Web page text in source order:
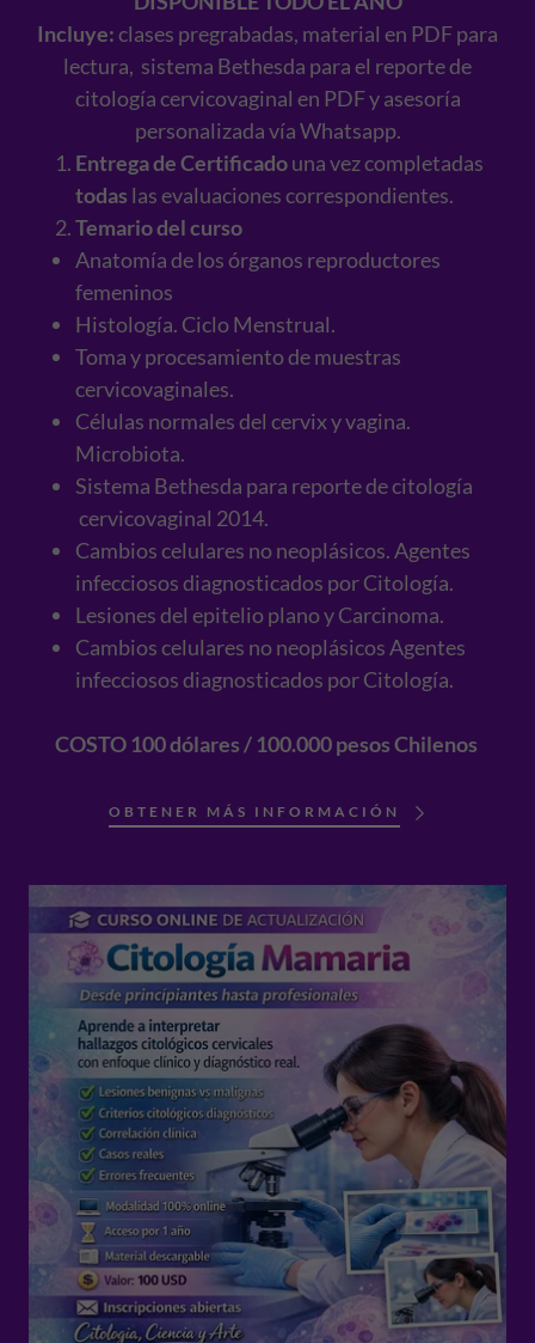
Incluye:clases pregrabadas, material en PDF para
lectura, sistema Bethesda para el reporte de
citología cervicovaginal en PDF y asesoría
personalizada vía Whatsapp.
Entrega de Certificadouna vez completadas
todas las evaluaciones correspondientes.
Temario del curso
Anatomía de los órganos reproductores
femeninos
Histología. Ciclo Menstrual.
Toma y procesamiento de muestras
cervicovaginales.
Células normales del cervix y vagina.
Microbiota.
Sistema Bethesda para reporte de citología
cervicovaginal 2014.
Cambios celulares no neoplásicos. Agentes
infecciosos diagnosticados por Citología.
Lesiones del epitelio plano y Carcinoma.
Cambios celulares no neoplásicos Agentes
infecciosos diagnosticados por Citología.
COSTO 100 dólares / 100.000 pesos Chilenos
OBTENER MÁS INFORMACIÓN